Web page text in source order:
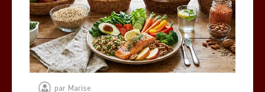
par Marise